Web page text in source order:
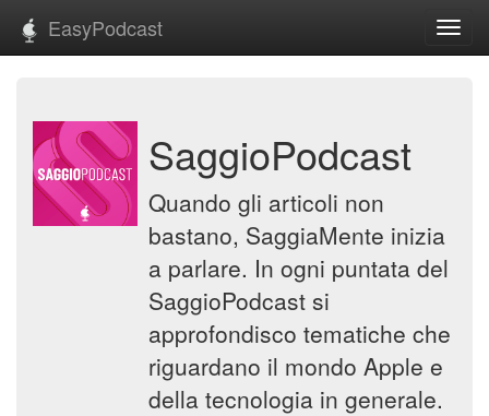
EasyPodcast
SaggioPodcast
Quando gli articoli non
bastano, SaggiaMente inizia
a parlare. In ogni puntata del
SaggioPodcast si
approfondisco tematiche che
riguardano il mondo Apple e
della tecnologia in generale.